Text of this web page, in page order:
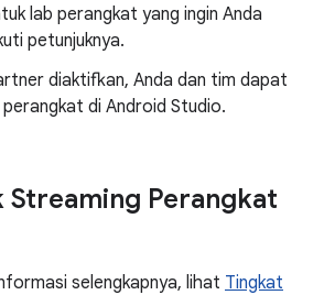
lab perangkat yang ingin Anda
petunjuknya.
diaktifkan, Anda dan tim dapat
perangkat di Android Studio.
Streaming Perangkat
selengkapnya, lihat Tingkat